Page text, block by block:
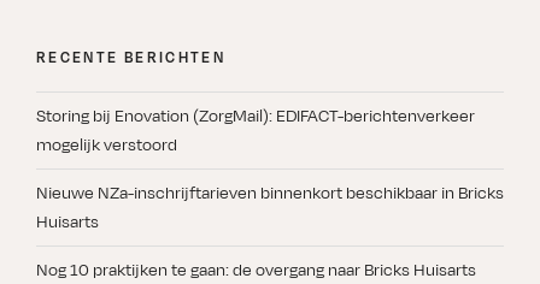
RECENTE BERICHTEN
Storing bij Enovation (ZorgMail): EDIFACT-berichtenverkeer
mogelijk verstoord
Nieuwe NZa-inschrijftarieven binnenkort beschikbaar in Bricks
Huisarts
Nog 10 praktijken te gaan: de overgang naar Bricks Huisarts